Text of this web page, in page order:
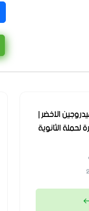
الأخضر |
لحملة الثانوية